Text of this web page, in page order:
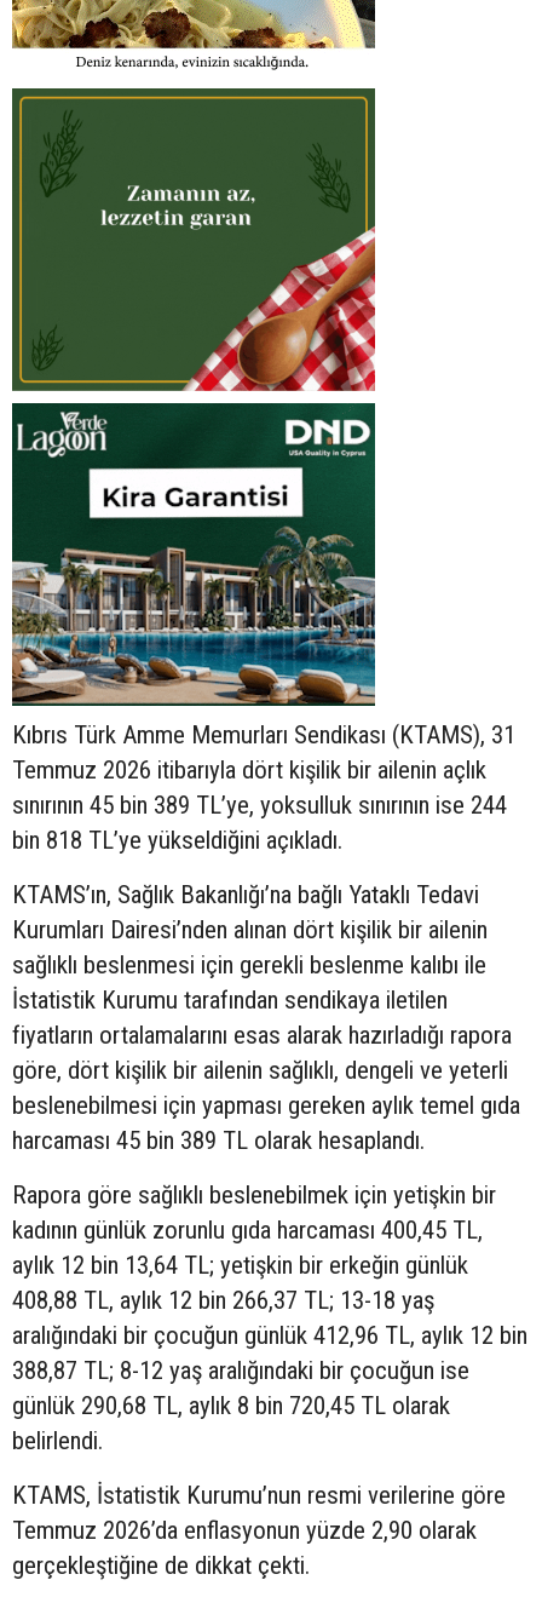
Kıbrıs Türk Amme Memurları Sendikası (KTAMS), 31
Temmuz 2026 itibarıyla dört kişilik bir ailenin açlık
sınırının 45 bin 389 TL’ye, yoksulluk sınırının ise 244
bin 818 TL’ye yükseldiğini açıkladı.
KTAMS’ın, Sağlık Bakanlığı’na bağlı Yataklı Tedavi
Kurumları Dairesi’nden alınan dört kişilik bir ailenin
sağlıklı beslenmesi için gerekli beslenme kalıbı ile
İstatistik Kurumu tarafından sendikaya iletilen
fiyatların ortalamalarını esas alarak hazırladığı rapora
göre, dört kişilik bir ailenin sağlıklı, dengeli ve yeterli
beslenebilmesi için yapması gereken aylık temel gıda
harcaması 45 bin 389 TL olarak hesaplandı.
Rapora göre sağlıklı beslenebilmek için yetişkin bir
kadının günlük zorunlu gıda harcaması 400,45 TL,
aylık 12 bin 13,64 TL; yetişkin bir erkeğin günlük
408,88 TL, aylık 12 bin 266,37 TL; 13-18 yaş
aralığındaki bir çocuğun günlük 412,96 TL, aylık 12 bin
388,87 TL; 8-12 yaş aralığındaki bir çocuğun ise
günlük 290,68 TL, aylık 8 bin 720,45 TL olarak
belirlendi.
KTAMS, İstatistik Kurumu’nun resmi verilerine göre
Temmuz 2026’da enflasyonun yüzde 2,90 olarak
gerçekleştiğine de dikkat çekti.